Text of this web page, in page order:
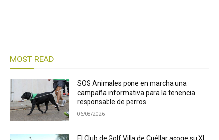
MOST READ
SOS Animales pone en marcha una
campaña informativa para la tenencia
responsable de perros
06/08/2026
El Club de Golf Villa de Cuéllar acoge su XI